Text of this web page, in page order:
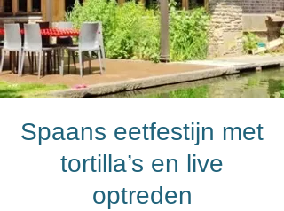
Spaans eetfestijn met
tortilla’s en live
optreden